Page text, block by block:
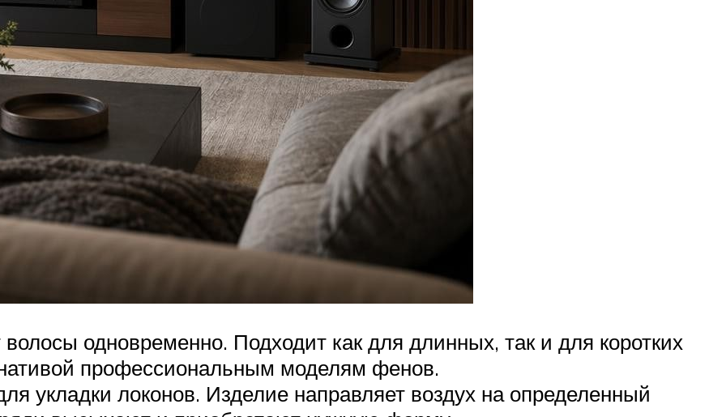
одновременно. Подходит как для длинных, так и для коротких
профессиональным моделям фенов.
укладки локонов. Изделие направляет воздух на определенный